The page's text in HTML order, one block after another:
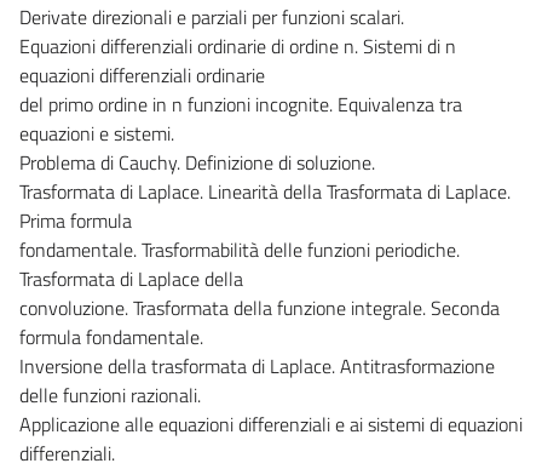
Derivate direzionali e parziali per funzioni scalari.
Equazioni differenziali ordinarie di ordine n. Sistemi di n
equazioni differenziali ordinarie
del primo ordine in n funzioni incognite. Equivalenza tra
equazioni e sistemi.
Problema di Cauchy. Definizione di soluzione.
Trasformata di Laplace. Linearità della Trasformata di Laplace.
Prima formula
fondamentale. Trasformabilità delle funzioni periodiche.
Trasformata di Laplace della
convoluzione. Trasformata della funzione integrale. Seconda
formula fondamentale.
Inversione della trasformata di Laplace. Antitrasformazione
delle funzioni razionali.
Applicazione alle equazioni differenziali e ai sistemi di equazioni
differenziali.